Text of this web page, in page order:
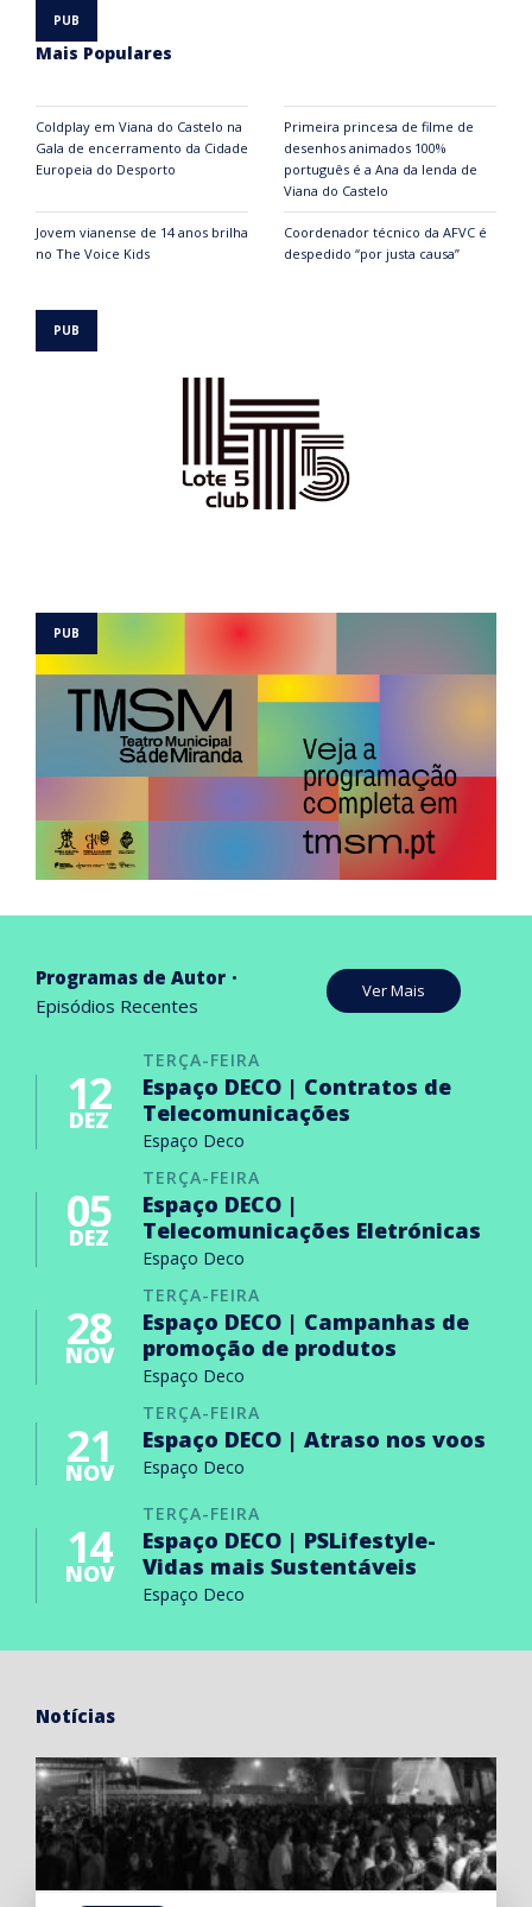
Mais Populares
Coldplay em Viana do Castelo na
Gala de encerramento da Cidade
Europeia do Desporto
Primeira princesa de filme de
desenhos animados 100%
português é a Ana da lenda de
Viana do Castelo
Jovem vianense de 14 anos brilha
no The Voice Kids
Coordenador técnico da AFVC é
despedido “por justa causa”
Programas de Autor
Episódios Recentes
Ver Mais
TERÇA-FEIRA
12
DEZ
Espaço DECO | Contratos de
Telecomunicações
Espaço Deco
TERÇA-FEIRA
05
DEZ
Espaço DECO |
Telecomunicações Eletrónicas
Espaço Deco
TERÇA-FEIRA
28
NOV
Espaço DECO | Campanhas de
promoção de produtos
Espaço Deco
TERÇA-FEIRA
21
NOV
Espaço DECO | Atraso nos voos
Espaço Deco
TERÇA-FEIRA
14
NOV
Espaço DECO | PSLifestyle-
Vidas mais Sustentáveis
Espaço Deco
Notícias